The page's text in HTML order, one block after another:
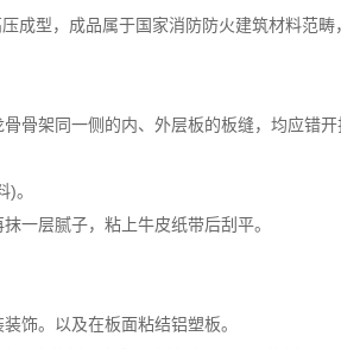
型，成品属于国家消防防火建筑材料范
骨架同一侧的内、外层板的板缝，均应错开
。
一层腻子，粘上牛皮纸带后刮平。
饰。以及在板面粘结铝塑板。